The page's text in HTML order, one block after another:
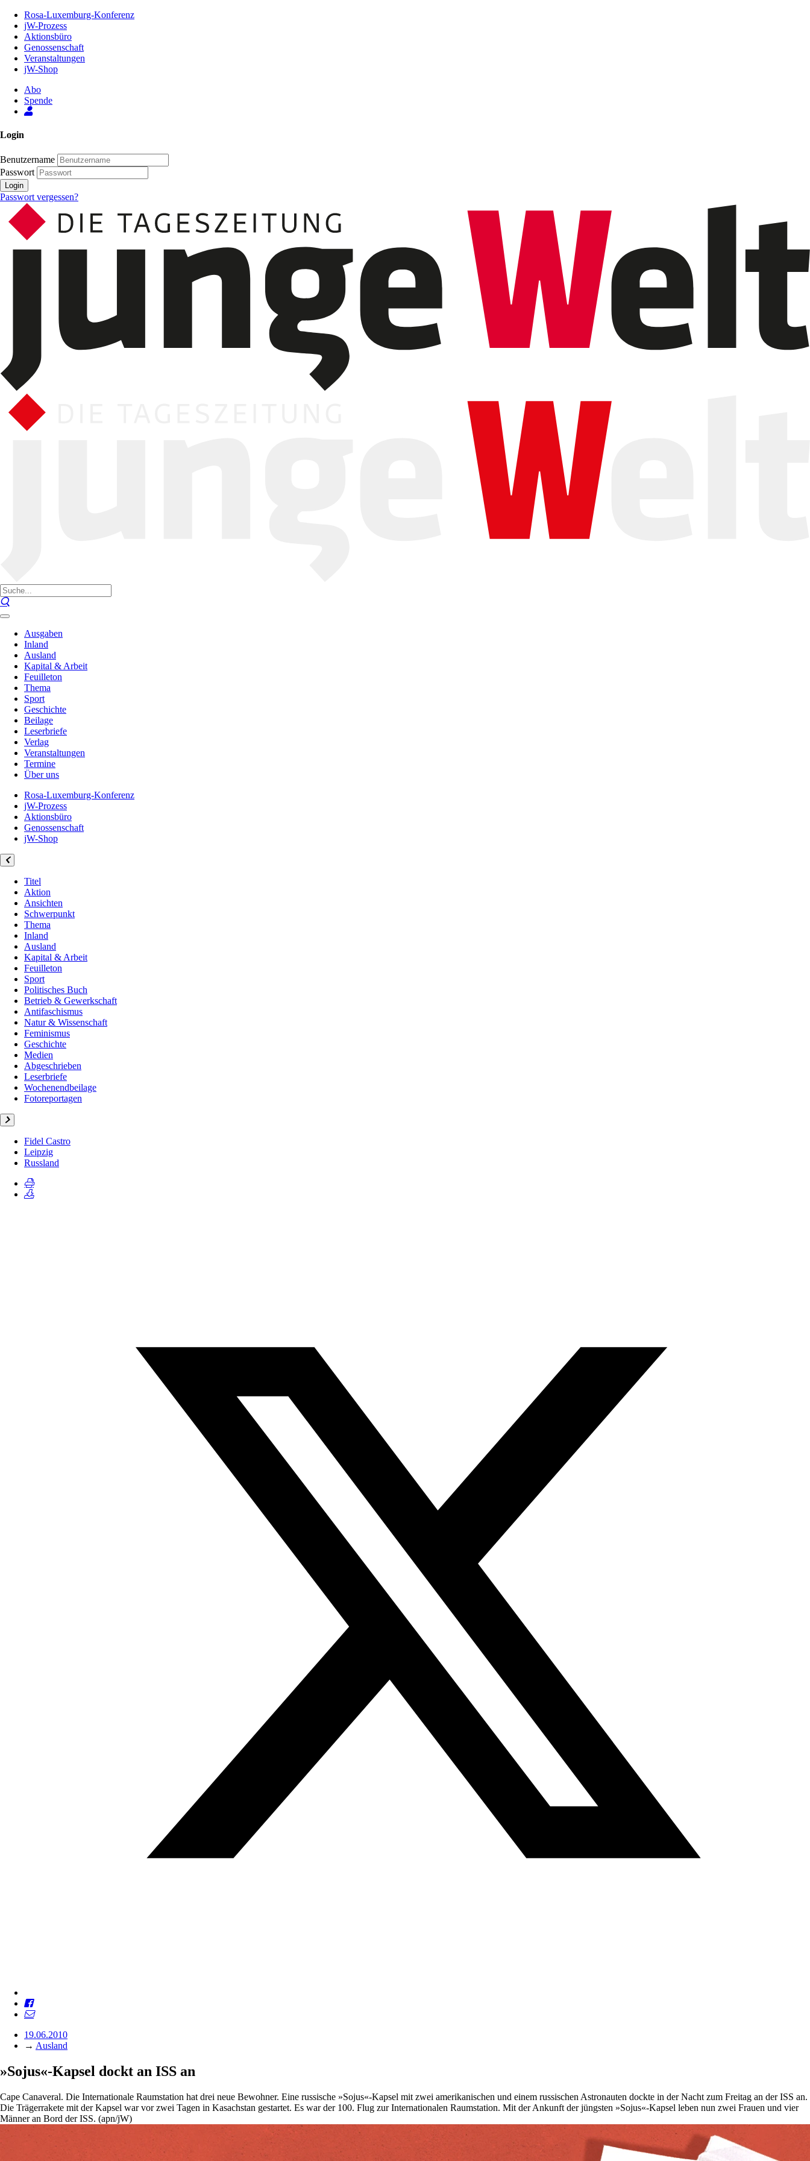
Inhalt
Seite
Rosa-Luxemburg-Konferenz
jW-Prozess
Aktionsbüro
Genossenschaft
Veranstaltungen
jW-Shop
Abo
Spende
Login
Benutzername
Passwort
Login
Passwort vergessen?
Ausgaben
Inland
Ausland
Kapital & Arbeit
Feuilleton
Thema
Sport
Geschichte
Beilage
Leserbriefe
Verlag
Veranstaltungen
Termine
Über uns
Rosa-Luxemburg-Konferenz
jW-Prozess
Aktionsbüro
Genossenschaft
jW-Shop
Titel
Aktion
Ansichten
Schwerpunkt
Thema
Inland
Ausland
Kapital & Arbeit
Feuilleton
Sport
Politisches Buch
Betrieb & Gewerkschaft
Antifaschismus
Natur & Wissenschaft
Feminismus
Geschichte
Medien
Abgeschrieben
Leserbriefe
Wochenendbeilage
Fotoreportagen
Fidel Castro
Leipzig
Russland
19.06.2010
→ Ausland
»Sojus«-Kapsel dockt an ISS an
Cape Canaveral. Die Internationale Raumstation hat drei neue Bewohner. Eine russische »Sojus«-Kapsel mit zwei amerikanischen und einem russischen Astronauten dockte in der Nacht zum Freitag an der ISS an.
Die Trägerrakete mit der Kapsel war vor zwei Tagen in Kasachstan gestartet. Es war der 100. Flug zur Internationalen Raumstation. Mit der Ankunft der jüngsten »Sojus«-Kapsel leben nun zwei Frauen und vier
Männer an Bord der ISS. (apn/jW)